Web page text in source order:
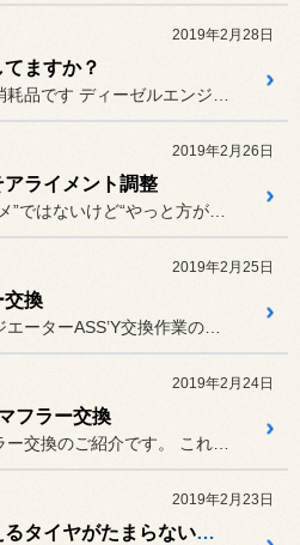
2019年2月28日
ますか？
2019年2月26日
ライメント調整
2019年2月25日
交換
2019年2月24日
フラー交換
2019年2月23日
ちらっと見えるタイヤがたまらないッス